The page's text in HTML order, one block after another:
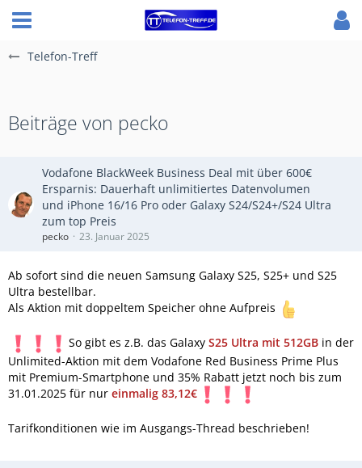
Telefon-Treff
Beiträge von pecko
Vodafone BlackWeek Business Deal mit über 600€
Ersparnis: Dauerhaft unlimitiertes Datenvolumen
und iPhone 16/16 Pro oder Galaxy S24/S24+/S24 Ultra
zum top Preis
pecko 23. Januar 2025
Ab sofort sind die neuen Samsung Galaxy S25, S25+ und S25
Ultra bestellbar.
Als Aktion mit doppeltem Speicher ohne Aufpreis
So gibt es z.B. das Galaxy S25 Ultra mit 512GB in der
Unlimited-Aktion mit dem Vodafone Red Business Prime Plus
mit Premium-Smartphone und 35% Rabatt jetzt noch bis zum
31.01.2025 für nur einmalig 83,12€
Tarifkonditionen wie im Ausgangs-Thread beschrieben!